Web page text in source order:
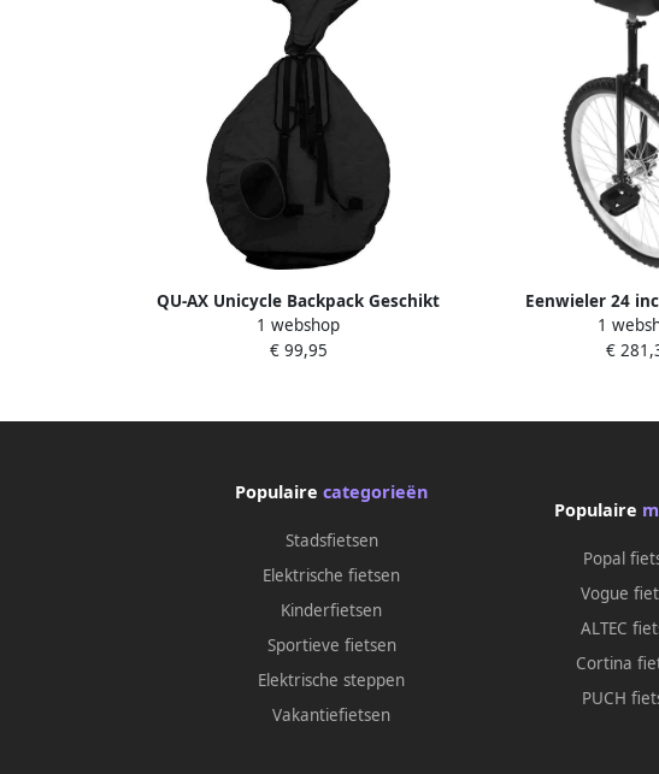
QU-AX Unicycle Backpack Geschikt
voor 20''-24'' Eenwielers
1 webshop
€ 99,95
Eenwieler 24
Balansfiets
hoogte verstelbaar
1
€
Populairecategorieën
Stadsfietsen
Elektrische fietsen
Kinderfietsen
Sportieve fietsen
Elektrische steppen
Vakantiefietsen
Populaire
Popal
Vogue
ALTEC
Cortina
PUCH